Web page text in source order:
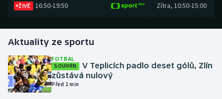
Gymnastika
Házená
Jezdectví
ŽIVĚ 16:50-19:50 Zítra, 10:50-15:00
Aktuality ze sportu
FOTBAL
SOUHRN
V Teplicích padlo deset gólů, Zlín
zůstává nulový
Před 1 min